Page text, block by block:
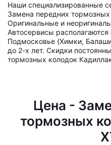
Наши специализированные
Замена передних
Оригинальные и
Автосервисы
Подмосковье (Химки,
до 2-х лет. Скидки
тормозных колодок
Цена -
тормозных